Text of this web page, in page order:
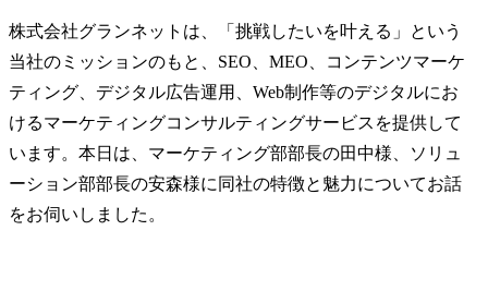
株式会社グランネットは、「挑戦したいを叶える」という
当社のミッションのもと、SEO、MEO、コンテンツマーケ
ティング、デジタル広告運用、Web制作等のデジタルにお
けるマーケティングコンサルティングサービスを提供して
います。本日は、マーケティング部部長の田中様、ソリュ
ーション部部長の安森様に同社の特徴と魅力についてお話
をお伺いしました。